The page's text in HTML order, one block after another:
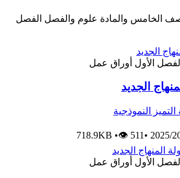
الخامس والمادة علوم والفصل الفصل
الفصل الأول أوراق عمل
الجديد
النموذجية
2025/
•
718.9KB •👁 511
الفصل الأول أوراق عمل